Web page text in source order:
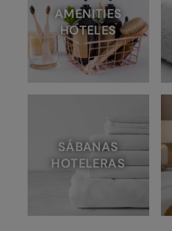
AMENITIES
HOTELES
SÁBANAS
HOTELERAS